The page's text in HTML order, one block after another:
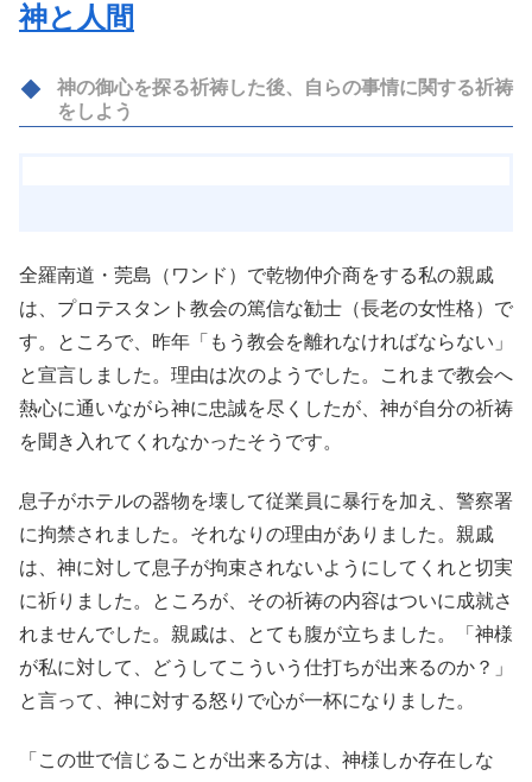
神と人間
神の御心を探る祈祷した後、自らの事情に関する祈祷
をしよう
全羅南道・莞島（ワンド）で乾物仲介商をする私の親戚
は、プロテスタント教会の篤信な勧士（長老の女性格）で
す。ところで、昨年「もう教会を離れなければならない」
と宣言しました。理由は次のようでした。これまで教会へ
熱心に通いながら神に忠誠を尽くしたが、神が自分の祈祷
を聞き入れてくれなかったそうです。
息子がホテルの器物を壊して従業員に暴行を加え、警察署
に拘禁されました。それなりの理由がありました。親戚
は、神に対して息子が拘束されないようにしてくれと切実
に祈りました。ところが、その祈祷の内容はついに成就さ
れませんでした。親戚は、とても腹が立ちました。「神様
が私に対して、どうしてこういう仕打ちが出来るのか？」
と言って、神に対する怒りで心が一杯になりました。
「この世で信じることが出来る方は、神様しか存在しな